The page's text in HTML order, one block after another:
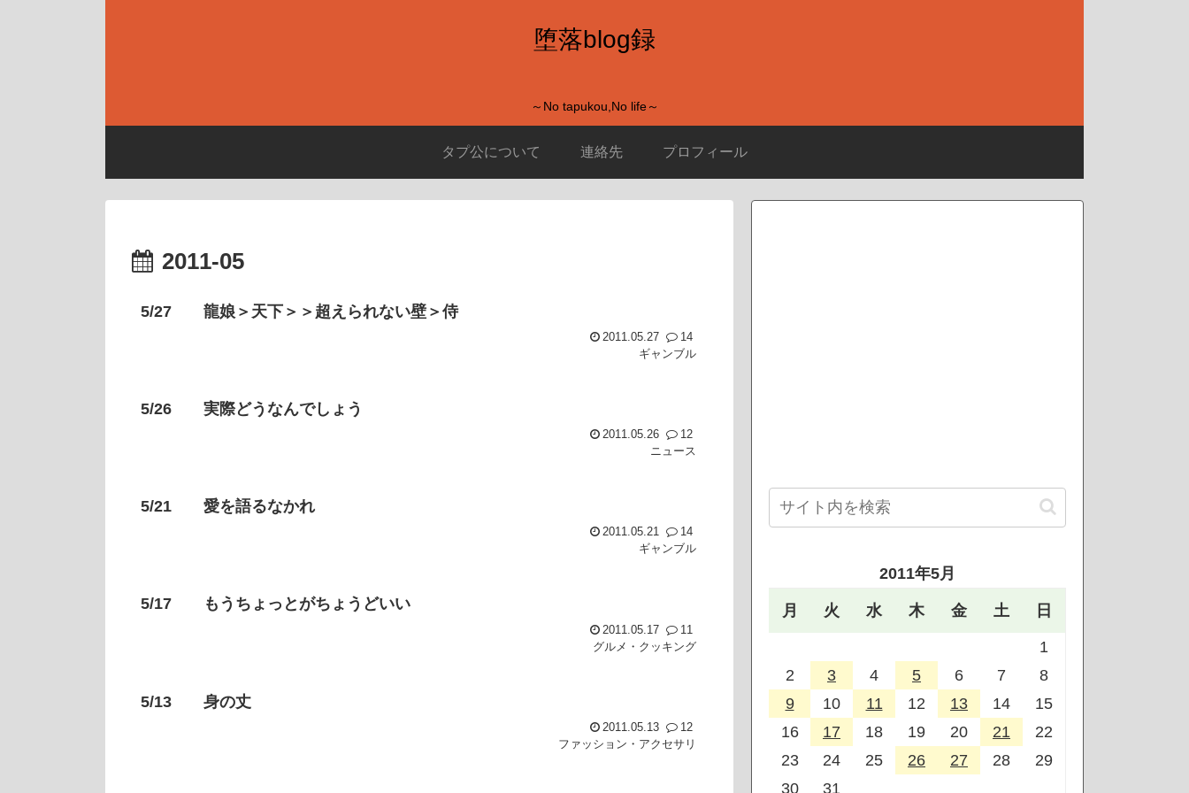
堕落blog録
～No tapukou,No life～
タプ公について 連絡先 プロフィール
2011-05
5/27 龍娘＞天下＞＞超えられない壁＞侍
2011.05.27
14
ギャンブル
5/26 実際どうなんでしょう
2011.05.26
12
ニュース
5/21 愛を語るなかれ
2011.05.21
14
ギャンブル
5/17 もうちょっとがちょうどいい
2011.05.17
11
グルメ・クッキング
5/13 身の丈
2011.05.13
12
ファッション・アクセサリ
2011年5月
月 火 水 木 金 土 日
1
2
3 4 5 6 7
8
9
10 11 12 13 14
15
16
17 18 19 20 21
22
23
24 25 26 27 28
29
30
31